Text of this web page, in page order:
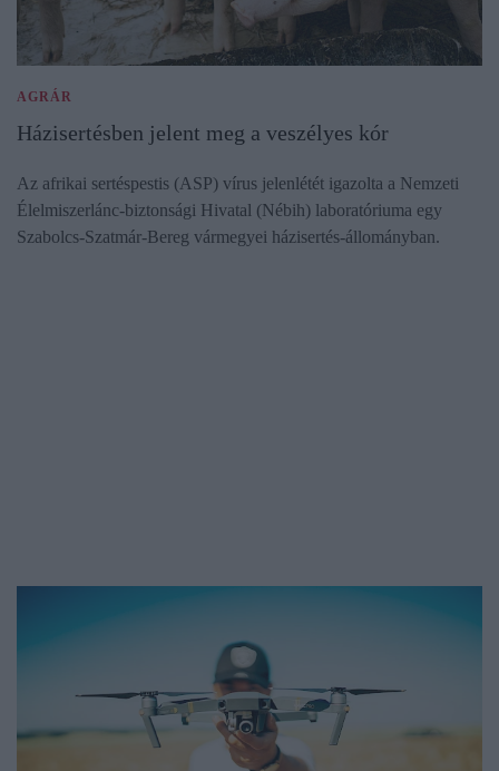
AGRÁR
Házisertésben jelent meg a veszélyes kór
Az afrikai sertéspestis (ASP) vírus jelenlétét igazolta a Nemzeti
Élelmiszerlánc-biztonsági Hivatal (Nébih) laboratóriuma egy
Szabolcs-Szatmár-Bereg vármegyei házisertés-állományban.